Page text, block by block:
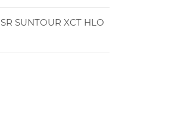
SR SUNTOUR XCT HLO